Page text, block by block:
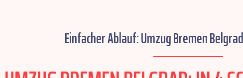
Einfacher Ablauf: Umzug Bremen